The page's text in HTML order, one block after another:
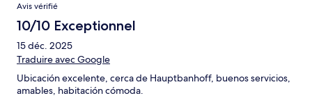
Avis vérifié
10/10 Exceptionnel
15 déc. 2025
Traduire avec Google
Ubicación excelente, cerca de Hauptbanhoff, buenos servicios,
amables, habitación cómoda.